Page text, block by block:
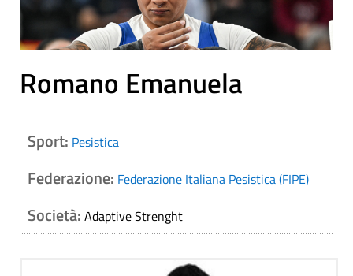
Romano Emanuela
Sport: Pesistica
Federazione: Federazione Italiana Pesistica (FIPE)
Società: Adaptive Strenght